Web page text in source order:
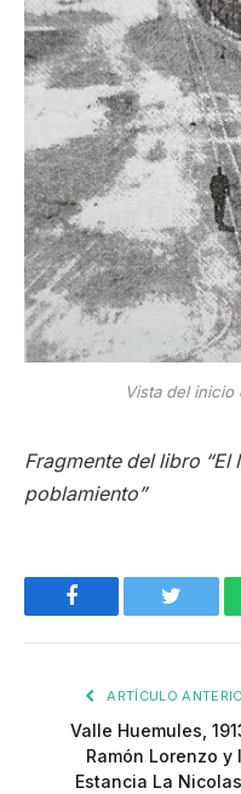
Vista del inicio
Fragmente del libro “El
poblamiento”
Facebook Twitter
ARTÍCULO
Valle Huemules,
Ramón Lorenzo y
Estancia La